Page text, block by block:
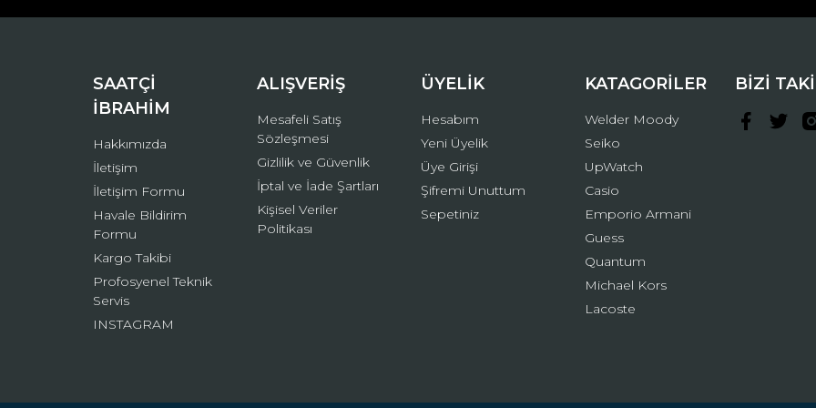
Bu ürüne benzer farklı alternatifler olmalı.
Gönder
SAATÇİ
İBRAHİM
Hakkımızda
İletişim
İletişim Formu
Havale Bildirim
Formu
Kargo Takibi
Profosyenel Teknik
Servis
INSTAGRAM
ALIŞVERİŞ
Mesafeli Satış
Sözleşmesi
Gizlilik ve Güvenlik
İptal ve İade Şartları
Kişisel Veriler
Politikası
ÜYELİK
Hesabım
Yeni Üyelik
Üye Girişi
Şifremi Unuttum
Sepetiniz
KATAGORİLER
Welder Moody
Seiko
UpWatch
Casio
Emporio Armani
Guess
Quantum
Michael Kors
Lacoste
BİZİ